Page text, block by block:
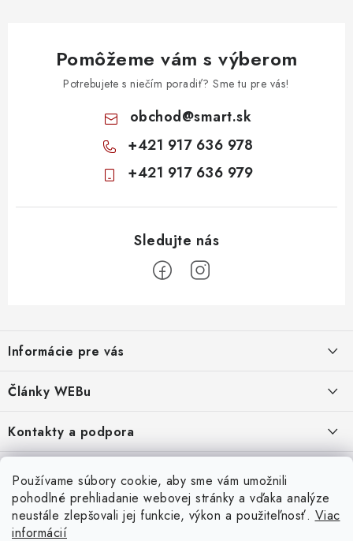
Používame súbory cookie, aby sme vám umožnili
pohodlné prehliadanie webovej stránky a vďaka analýze
neustále zlepšovali jej funkcie, výkon a použiteľnosť. Viac
informácií
Pomôžeme vám s výberom
Potrebujete s niečím poradiť? Sme tu pre vás!
obchod@smart.sk
+421 917 636 978
+421 917 636 979
p
ä
e
Informácie pre vás
Obchodné podmienky
Moja objednávka
Odstúpenie od zmluvy
Formuláre na stiahnutie
Napíšte nám
Články WEBu
Dôležité oznamy
16.6.2026
Nákup na splátky
23.10.2022
Ako nakupovať
Kontakty a podpora
2.8.2022
Doprava a Platba
4.3.2022
Servisné služby
Servis a služby pre Vás
5.3.2022
Doprava - UPS Doprava - Packeta Splátky - Home Credit